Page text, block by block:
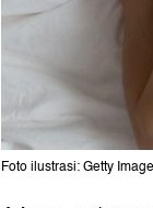
Foto ilustrasi: Getty